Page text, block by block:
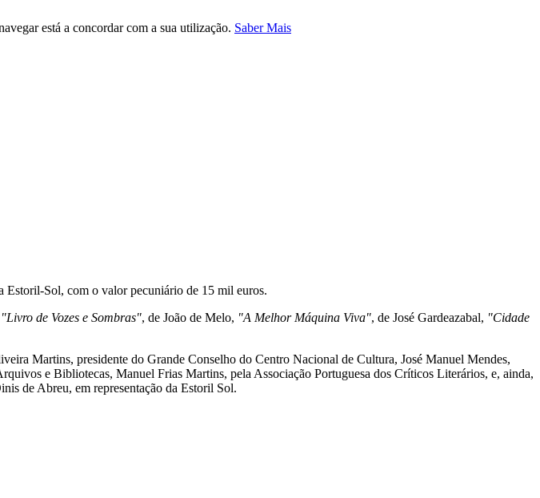
está a concordar com a sua utilização. Saber Mais
Estoril-Sol, com o valor pecuniário de 15 mil euros.
"Livro de Vozes e Sombras", de João de Melo, "A Melhor Máquina Viva", de José Gardeazabal, "Cidade
Martins, presidente do Grande Conselho do Centro Nacional de Cultura, José Manuel Mendes,
e Bibliotecas, Manuel Frias Martins, pela Associação Portuguesa dos Críticos Literários, e, ainda,
de Abreu, em representação da Estoril Sol.